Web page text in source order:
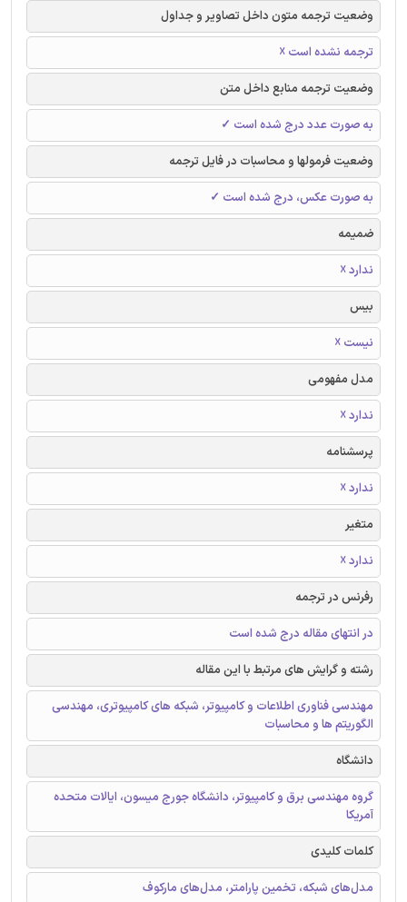
وضعیت ترجمه متون داخل تصاویر و جداول
ترجمه نشده است ☓
وضعیت ترجمه منابع داخل متن
به صورت عدد درج شده است ✓
وضعیت فرمولها و محاسبات در فایل ترجمه
به صورت عکس، درج شده است ✓
ضمیمه
ندارد ☓
بیس
نیست ☓
مدل مفهومی
ندارد ☓
پرسشنامه
ندارد ☓
متغیر
ندارد ☓
رفرنس در ترجمه
در انتهای مقاله درج شده است
رشته و گرایش های مرتبط با این مقاله
مهندسی فناوری اطلاعات و کامپیوتر، شبکه های کامپیوتری، مهندسی
الگوریتم ها و محاسبات
دانشگاه
گروه مهندسی برق و کامپیوتر، دانشگاه جورج میسون، ایالات متحده
آمریکا
کلمات کلیدی
مدل‌های شبکه، تخمین پارامتر، مدل‌های مارکوف